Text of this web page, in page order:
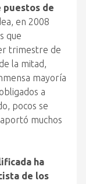
puestos de
en 2008
que
trimestre de
la mitad,
mayoría
a
pocos se
muchos
ha
de los